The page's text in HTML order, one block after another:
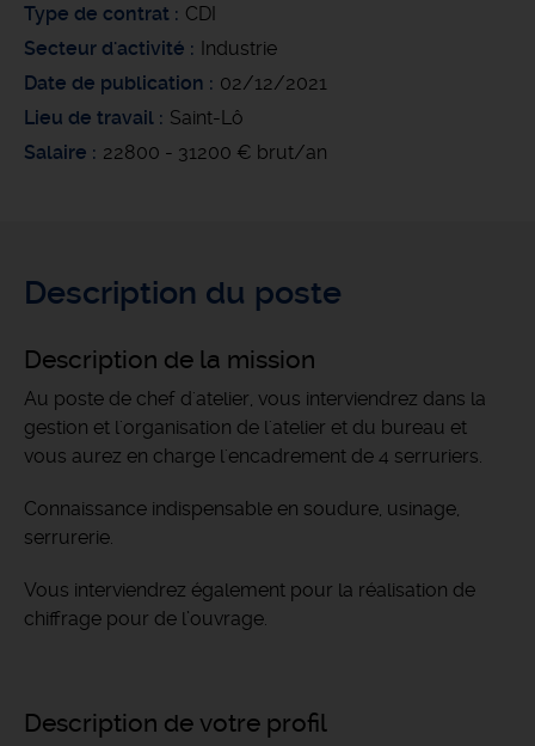
Type de contrat
CDI
Secteur d'activité
Industrie
Date de publication
02/12/2021
Lieu de travail
Saint-Lô
Salaire
22800 - 31200 € brut/an
Description du poste
Description de la mission
Au poste de chef d'atelier, vous interviendrez dans la
gestion et l'organisation de l'atelier et du bureau et
vous aurez en charge l'encadrement de 4 serruriers.
Connaissance indispensable en soudure, usinage,
serrurerie.
Vous interviendrez également pour la réalisation de
chiffrage pour de l’ouvrage.
Description de votre profil